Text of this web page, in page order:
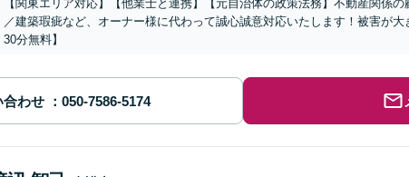
【関東エリア対応】【他業士と連携】【元自治体の政策法務】不動産関係
／建築瑕疵など、オーナー様に代わって誠心誠意対応いたします！被害が
30分無料】
合わせ